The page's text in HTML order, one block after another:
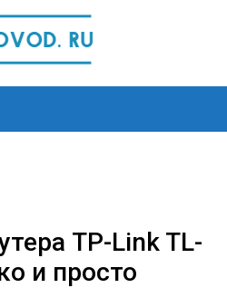
TP-Link TL-
и просто